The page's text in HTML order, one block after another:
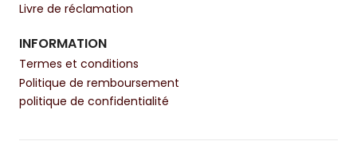
Livre de réclamation
INFORMATION
Termes et conditions
Politique de remboursement
politique de confidentialité